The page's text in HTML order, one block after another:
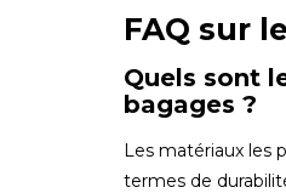
FAQ sur
Quels sont
bagages ?
Les matériaux les
termes de